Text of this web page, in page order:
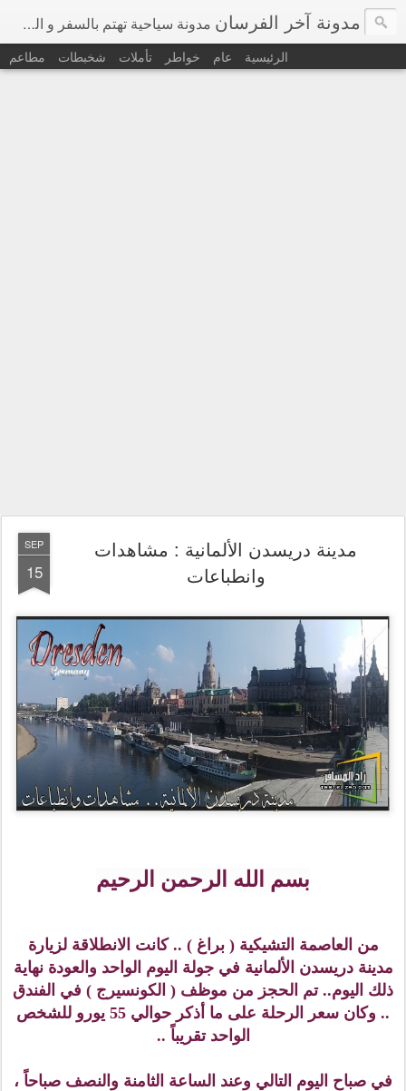
مدونة آخر الفرسان مدونة سياحية تهتم بالسفر و السياحة في اوروبا و حول العالم
الرئيسية عام خواطر تأملات شخبطات مطاعم
SEP
15
مدينة دريسدن الألمانية : مشاهدات
وانطباعات
بسم الله الرحمن الرحيم
من العاصمة التشيكية ( براغ ) .. كانت الانطلاقة لزيارة
مدينة دريسدن الألمانية في جولة اليوم الواحد والعودة نهاية
ذلك اليوم.. تم الحجز من موظف ( الكونسيرج ) في الفندق
.. وكان سعر الرحلة على ما أذكر حوالي 55 يورو للشخص
الواحد تقريباً ..
في صباح اليوم التالي وعند الساعة الثامنة والنصف صباحاً ،